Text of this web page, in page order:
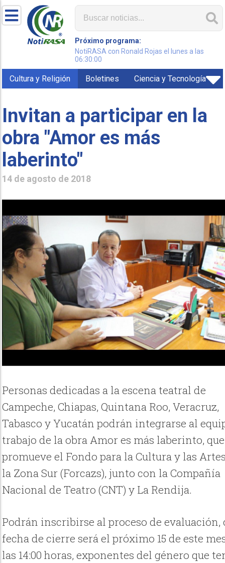
Próximo programa:
NotiRASA con Ronald Rojas el lunes a las
06:30:00
Cultura y Religión Boletines Ciencia y Tecnología
Invitan a participar en la
obra "Amor es más
laberinto"
14 de agosto de 2018
Personas dedicadas a la escena teatral de
Campeche, Chiapas, Quintana Roo, Veracruz,
Tabasco y Yucatán podrán integrarse al
trabajo de la obra Amor es más laberinto, que
promueve el Fondo para la Cultura y las
la Zona Sur (Forcazs), junto con la Compañía
Nacional de Teatro (CNT) y La Rendija.
Podrán inscribirse al proceso de evaluación,
fecha de cierre será el próximo 15 de este
las 14:00 horas, exponentes del género que